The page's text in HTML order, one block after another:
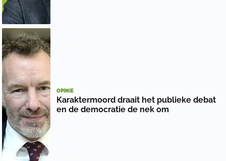
OPINIE
Karaktermoord draait het publieke debat
en de democratie de nek om